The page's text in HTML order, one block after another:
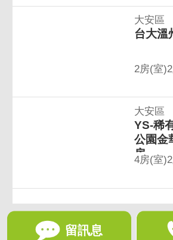
大安區
台大溫
2房(室
大安區
YS-稀
公園金
房
4房(室
留訊息